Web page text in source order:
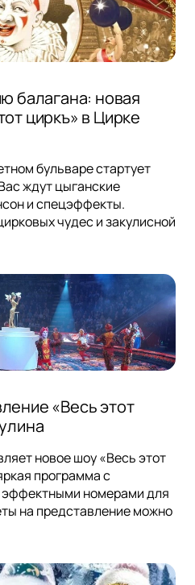
балагана: новая
циркъ» в Цирке
бульваре стартует
ждут цыганские
и спецэффекты.
чудес и закулисной
«Весь этот
новое шоу «Весь этот
программа с
эффектными номерами для
на представление можно